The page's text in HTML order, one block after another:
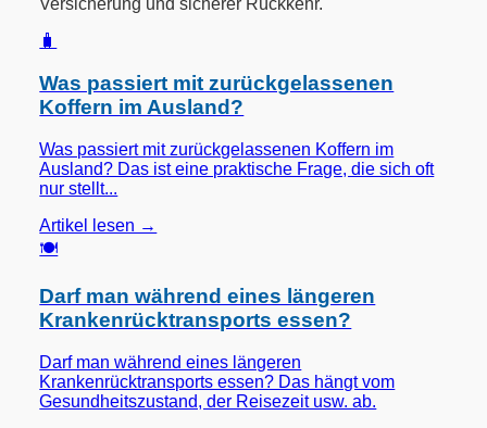
Versicherung und sicherer Rückkehr.
🧳
Was passiert mit zurückgelassenen
Koffern im Ausland?
Was passiert mit zurückgelassenen Koffern im
Ausland? Das ist eine praktische Frage, die sich oft
nur stellt...
Artikel lesen →
🍽️
Darf man während eines längeren
Krankenrücktransports essen?
Darf man während eines längeren
Krankenrücktransports essen? Das hängt vom
Gesundheitszustand, der Reisezeit usw. ab.